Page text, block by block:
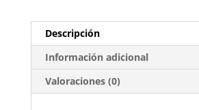
Descripción
Información adicional
Valoraciones (0)